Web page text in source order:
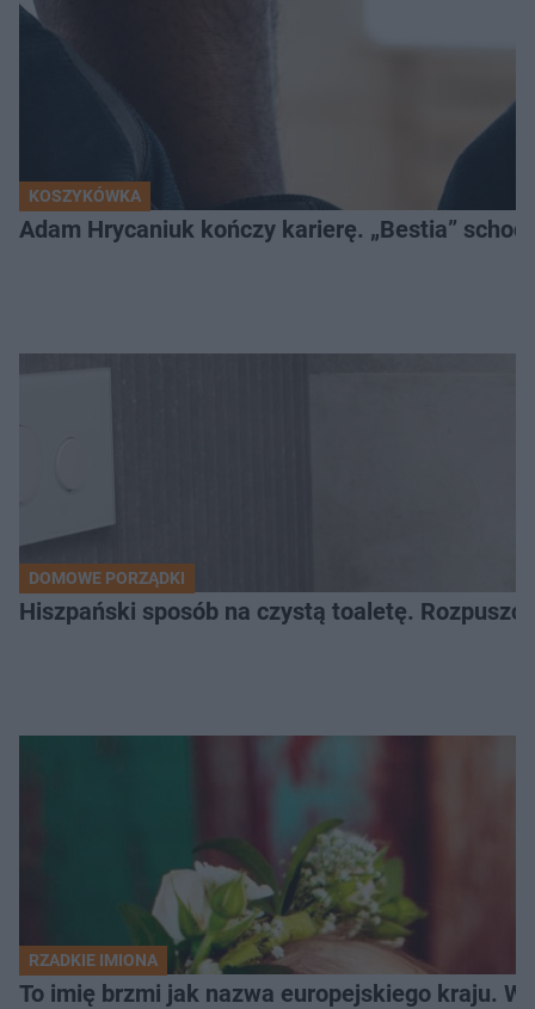
KOSZYKÓWKA
Adam Hrycaniuk kończy karierę. „Bestia”
DOMOWE PORZĄDKI
Hiszpański sposób na czystą toaletę.
RZADKIE IMIONA
To imię brzmi jak nazwa europejskiego kraju.